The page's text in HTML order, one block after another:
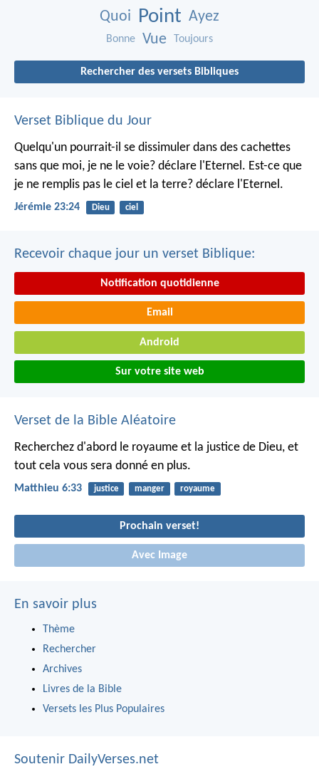
Quoi Point Ayez
Bonne Vue Toujours
Rechercher des versets Bibliques
Verset Biblique du Jour
Quelqu'un pourrait-il se dissimuler dans des cachettes
sans que moi, je ne le voie? déclare l'Eternel. Est-ce que
je ne remplis pas le ciel et la terre? déclare l'Eternel.
Jérémie 23:24 Dieu ciel
Recevoir chaque jour un verset Biblique:
Notification quotidienne
Email
Android
Sur votre site web
Verset de la Bible Aléatoire
Recherchez d'abord le royaume et la justice de Dieu, et
tout cela vous sera donné en plus.
Matthieu 6:33 justice manger royaume
Prochain verset!
Avec Image
En savoir plus
Thème
Rechercher
Archives
Livres de la Bible
Versets les Plus Populaires
Soutenir DailyVerses.net